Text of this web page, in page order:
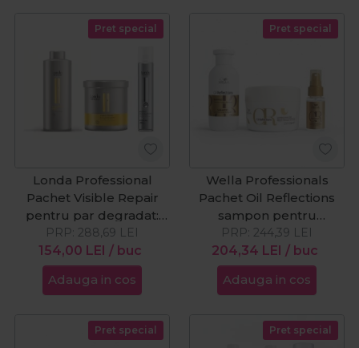
Pret special
Londa Professional
Pachet Visible Repair
pentru par degradat:
sampon 1000ml + masca
750ml & fixativ Lock It
250ml
154,00 LEI / buc
PRP: 288,69 LEI
Adauga in cos
Pret special
Wella Professionals
Pachet Oil Reflections
sampon pentru
luminozitate 250 ml + Oil
Reflections masca
pentru luminozitate 150
ml + Oil Reflections Ulei
ml
204,34 LEI / buc
PRP: 244,39 LEI
Adauga in cos
Pret special Pret special